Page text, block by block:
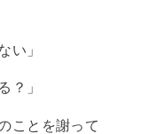
い」
？」
ことを謝って